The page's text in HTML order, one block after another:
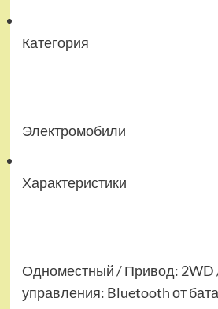
Категория
Электромобили
Характеристики
Одноместный / Привод: 2WD
управления: Bluetooth от